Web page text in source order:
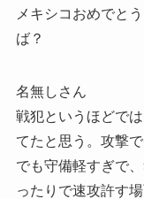
メキシコおめでと
ば？
名無しさん
戦犯というほどで
てたと思う。攻撃
でも守備軽すぎで
ったりで速攻許す